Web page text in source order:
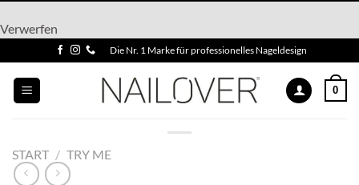
Verwerfen
Inhalt
Inhalt
springen
Die Nr. 1 Marke für professionelles Nageldesign
0
START / TRY ME